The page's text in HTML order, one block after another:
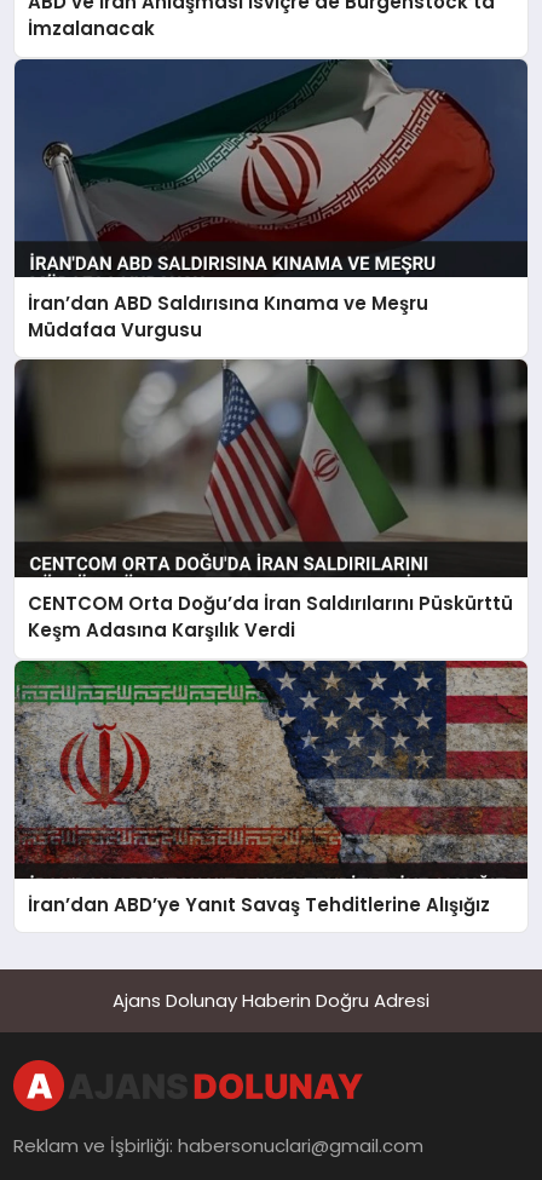
İmzalanacak
İran’dan ABD Saldırısına Kınama ve Meşru
Müdafaa Vurgusu
CENTCOM Orta Doğu’da İran Saldırılarını Püskürttü
Keşm Adasına Karşılık Verdi
İran’dan ABD’ye Yanıt Savaş Tehditlerine Alışığız
Ajans Dolunay Haberin Doğru Adresi
Reklam ve İşbirliği:habersonuclari@gmail.com